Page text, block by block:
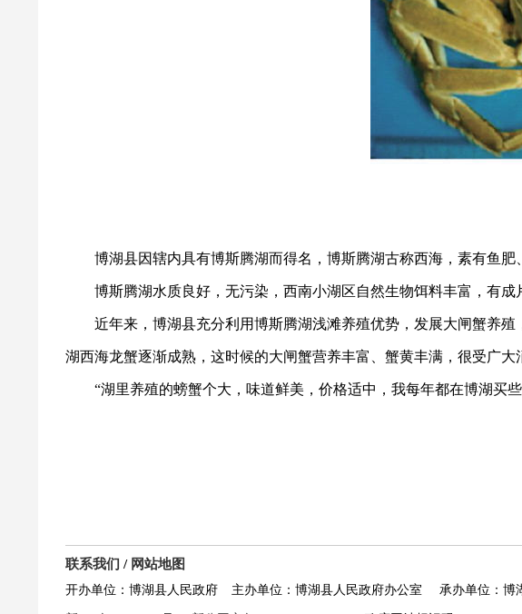
博湖县因辖内具有博斯腾湖而得名，博斯腾湖古称西海，素有鱼肥
博斯腾湖水质良好，无污染，西南小湖区自然生物饵料丰富，有成
近年来，博湖县充分利用博斯腾湖浅滩养殖优势，发展大闸蟹养殖
湖西海龙蟹逐渐成熟，这时候的大闸蟹营养丰富、蟹黄丰满，很受广大
“湖里养殖的螃蟹个大，味道鲜美，价格适中，我每年都在博湖买
联系我们 / 网站地图
开办单位：博湖县人民政府 主办单位：博湖县人民政府办公室 承办单位：博